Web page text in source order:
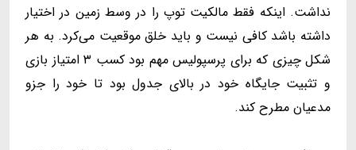
نداشت. اینکه فقط مالکیت توپ را در وسط زمین در اختیار
داشته باشد کافی نیست و باید خلق موقعیت می‌کرد. به هر
شکل چیزی که برای پرسپولیس مهم بود کسب ۳ امتیاز بازی
و تثبیت جایگاه خود در بالای جدول بود تا خود را جزو
مدعیان مطرح کند.